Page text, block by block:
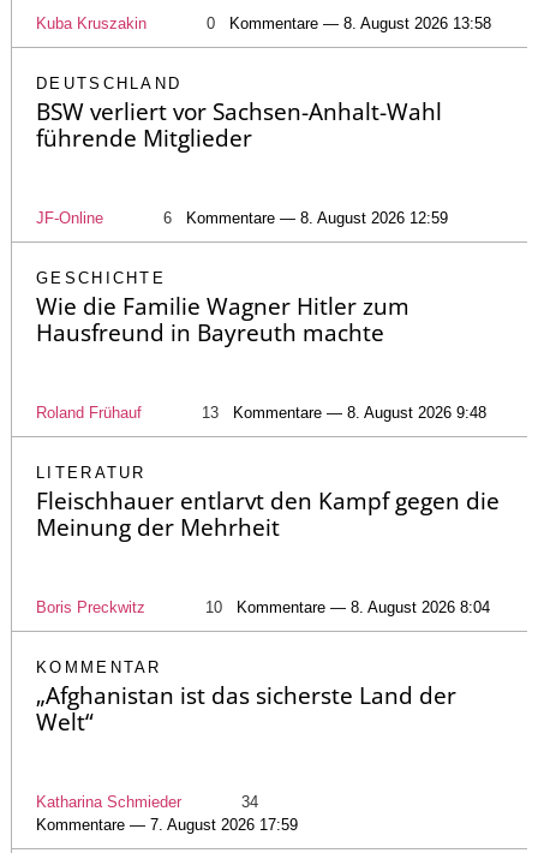
Kuba Kruszakin 0 Kommentare — 8. August 2026 13:58
DEUTSCHLAND
BSW verliert vor Sachsen-Anhalt-Wahl
führende Mitglieder
JF-Online 6 Kommentare — 8. August 2026 12:59
GESCHICHTE
Wie die Familie Wagner Hitler zum
Hausfreund in Bayreuth machte
Roland Frühauf 13 Kommentare — 8. August 2026 9:48
LITERATUR
Fleischhauer entlarvt den Kampf gegen die
Meinung der Mehrheit
Boris Preckwitz 10 Kommentare — 8. August 2026 8:04
KOMMENTAR
„Afghanistan ist das sicherste Land der
Welt“
Katharina Schmieder
34
Kommentare — 7. August 2026 17:59